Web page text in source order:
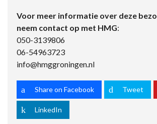
Voor meer informatie over deze
neem contact op met HMG:
050-3139806
06-54963723
info@hmggroningen.nl
Share on Facebook Tweet
LinkedIn